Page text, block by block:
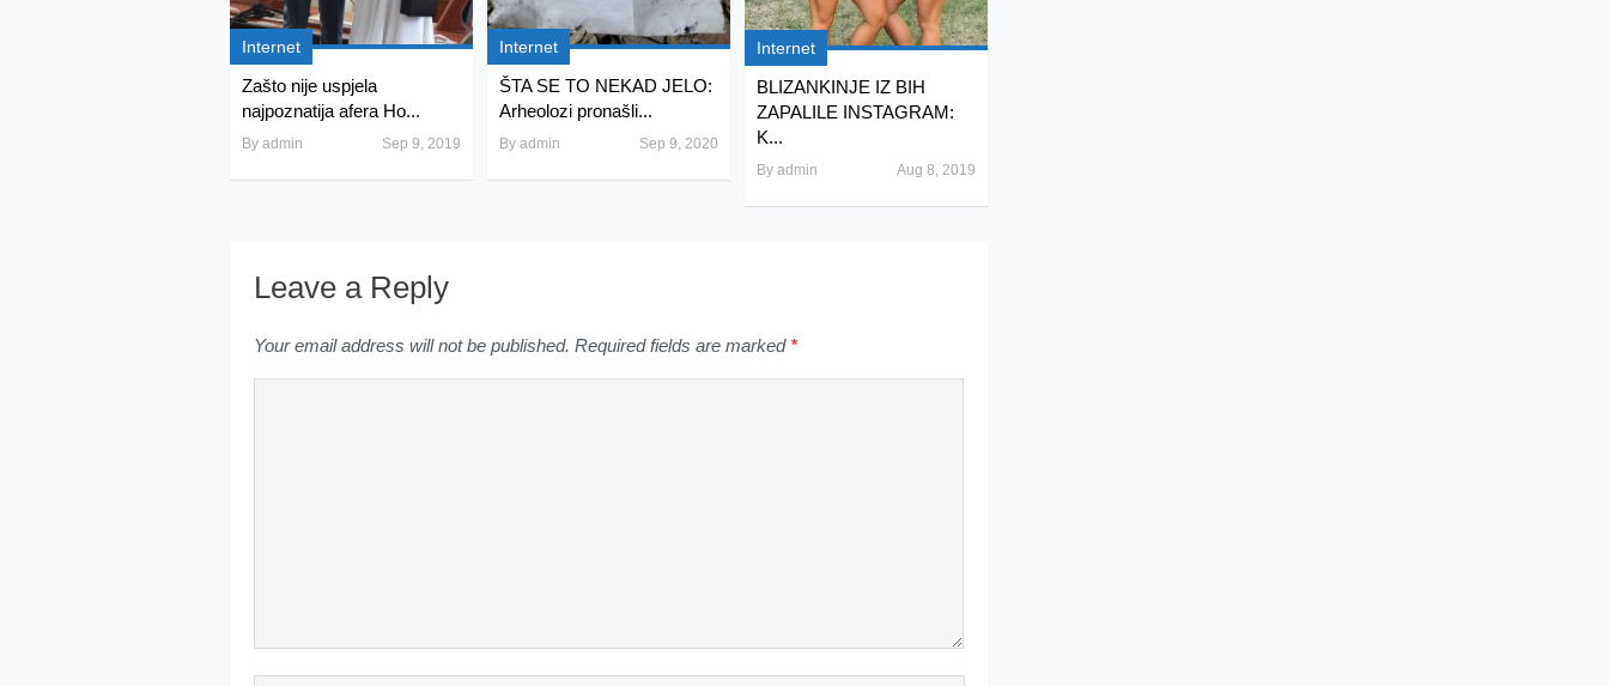
Internet
Zašto nije uspjela
najpoznatija afera Ho...
By admin Sep 9, 2019
Internet
ŠTA SE TO NEKAD JELO:
Arheolozi pronašli...
By admin Sep 9, 2020
Internet
BLIZANKINJE IZ BIH
ZAPALILE INSTAGRAM:
K...
By admin Aug 8, 2019
Leave a Reply
Your email address will not be published. Required fields are marked *